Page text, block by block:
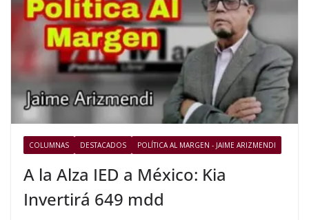
COLUMNAS DESTACADOS POLÍTICA AL MARGEN - JAIME ARIZMENDI
A la Alza IED a México: Kia
Invertirá 649 mdd